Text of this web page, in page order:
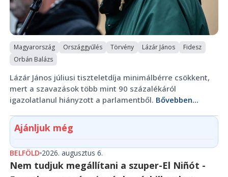
Magyarország Országgyűlés Törvény Lázár János
Fidesz
Orbán Balázs
Lázár János júliusi tiszteletdíja minimálbérre csökkent,
mert a szavazások több mint 90 százalékáról
igazolatlanul hiányzott a parlamentből. Bővebben...
Ajánljuk még
BELFÖLD 2026. augusztus 6.
Nem tudjuk megállítani a szuper-El Niñót -